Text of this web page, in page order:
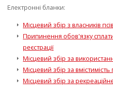
Електронні бланки:
Місцевий збір з власників псів
Припинення обов'язку
реєстрації
Місцевий збір за
Місцевий збір за вмістимість
Місцевий збір за